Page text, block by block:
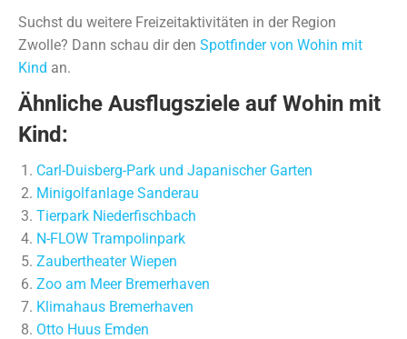
Suchst du weitere Freizeitaktivitäten in der Region
Zwolle? Dann schau dir den Spotfinder von Wohin mit
Kind an.
Ähnliche Ausflugsziele auf Wohin mit
Kind:
Carl-Duisberg-Park und Japanischer Garten
Minigolfanlage Sanderau
Tierpark Niederfischbach
N-FLOW Trampolinpark
Zaubertheater Wiepen
Zoo am Meer Bremerhaven
Klimahaus Bremerhaven
Otto Huus Emden